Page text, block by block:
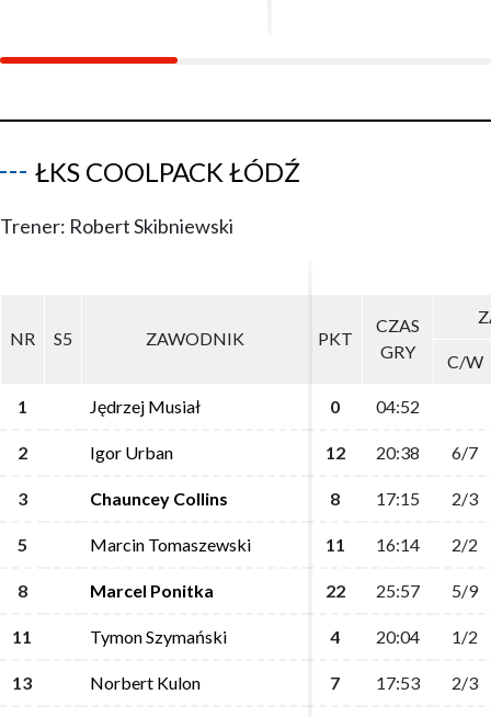
ŁKS COOLPACK ŁÓDŹ
Trener: Robert Skibniewski
NR S5 ZAWODNIK PKT
CZAS
GRY
C/W
1 Jędrzej Musiał 0 04:52
2 Igor Urban 12 20:38 6/7
3 Chauncey Collins 8 17:15 2/3
5 Marcin Tomaszewski 11 16:14 2/2
8 Marcel Ponitka 22 25:57 5/9
11 Tymon Szymański 4 20:04 1/2
13 Norbert Kulon 7 17:53 2/3
NR S5 ZAWODNIK PKT
CZAS
GRY
C/W
1 Jędrzej Musiał 0 04:52
2 Igor Urban 12 20:38 6/7
3 Chauncey Collins 8 17:15 2/3
5 Marcin Tomaszewski 11 16:14 2/2
8 Marcel Ponitka 22 25:57 5/9
11 Tymon Szymański 4 20:04 1/2
13 Norbert Kulon 7 17:53 2/3